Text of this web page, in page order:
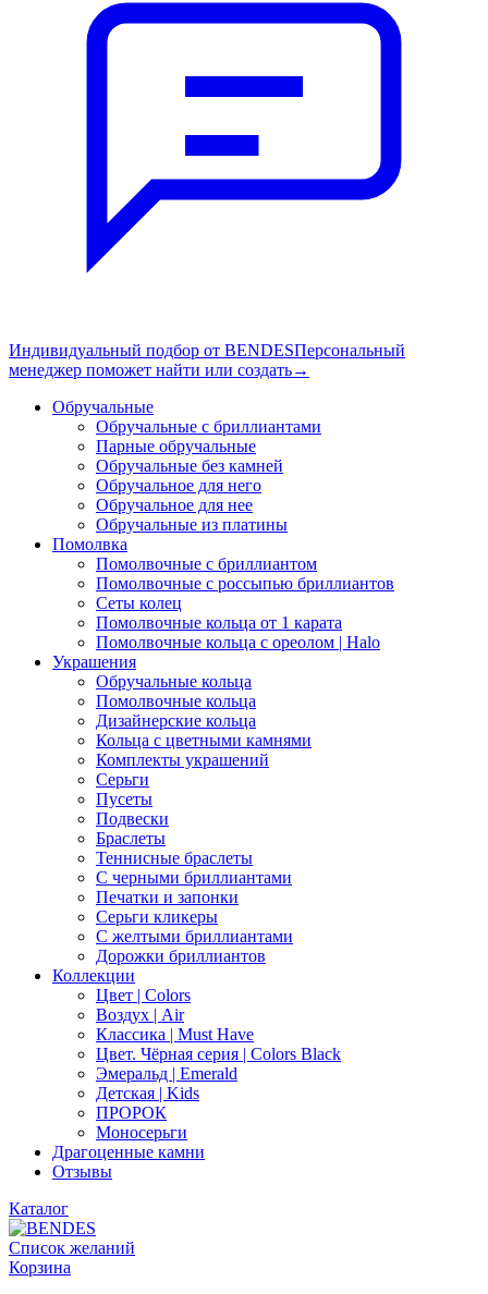
Индивидуальный подбор от BENDESПерсональный
менеджер поможет найти или создать→
Обручальные
Обручальные с бриллиантами
Парные обручальные
Обручальные без камней
Обручальное для него
Обручальное для нее
Обручальные из платины
Помолвка
Помолвочные с бриллиантом
Помолвочные с россыпью бриллиантов
Сеты колец
Помолвочные кольца от 1 карата
Помолвочные кольца с ореолом | Halo
Украшения
Обручальные кольца
Помолвочные кольца
Дизайнерские кольца
Кольца с цветными камнями
Комплекты украшений
Серьги
Пусеты
Подвески
Браслеты
Теннисные браслеты
C черными бриллиантами
Печатки и запонки
Серьги кликеры
С желтыми бриллиантами
Дорожки бриллиантов
Коллекции
Цвет | Colors
Воздух | Air
Классика | Must Have
Цвет. Чёрная серия | Colors Black
Эмеральд | Emerald
Детская | Kids
ПРОРОК
Моносерьги
Драгоценные камни
Отзывы
Каталог
Список желаний
Корзина